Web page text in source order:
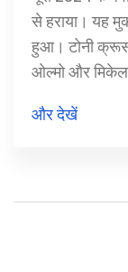
से हराया। यह
हुआ। टोनी क्रूस
ओल्मो और मिकेल
और देखें